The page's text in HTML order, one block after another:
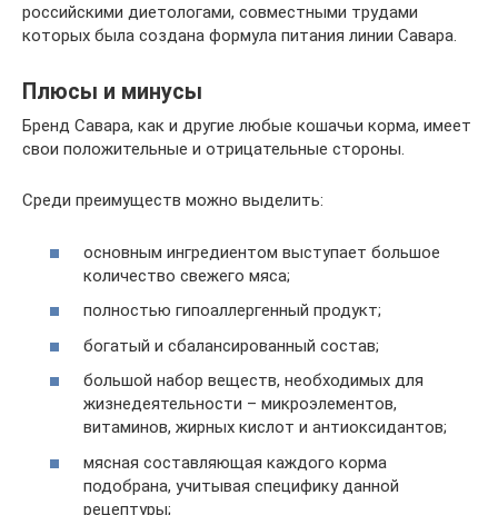
российскими диетологами, совместными трудами
которых была создана формула питания линии Савара.
Плюсы и минусы
Бренд Савара, как и другие любые кошачьи корма, имеет
свои положительные и отрицательные стороны.
Среди преимуществ можно выделить:
основным ингредиентом выступает большое
количество свежего мяса;
полностью гипоаллергенный продукт;
богатый и сбалансированный состав;
большой набор веществ, необходимых для
жизнедеятельности – микроэлементов,
витаминов, жирных кислот и антиоксидантов;
мясная составляющая каждого корма
подобрана, учитывая специфику данной
рецептуры;